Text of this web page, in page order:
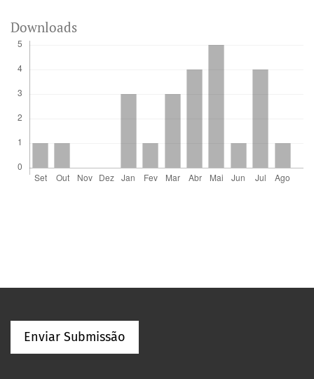
Downloads
Enviar Submissão